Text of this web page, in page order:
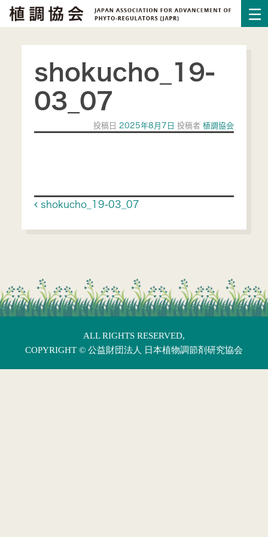
shokucho_19-
03_07
投稿日 2025年8月7日 投稿者 植調協会
Post navigation
shokucho_19-03_07
ALL RIGHTS RESERVED,
COPYRIGHT © 公益財団法人 日本植物調節剤研究協会